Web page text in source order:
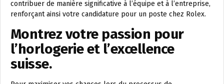
contribuer de manière significative à l’équipe et à l’entreprise,
renforçant ainsi votre candidature pour un poste chez Rolex.
Montrez votre passion pour
l’horlogerie et l’excellence
suisse.